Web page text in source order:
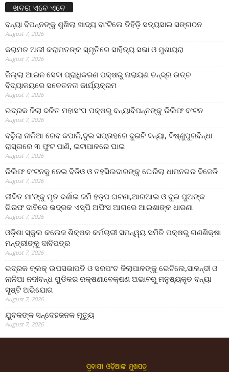
ଖବର ଏବେ ଏବେ
ବନ୍ୟା ବିପନ୍ନଙ୍କୁ ଶୁଖିଲା ଖାଦ୍ୟ ବାଂଟିଲେ ତିହିଡି଼ ସତ୍ୟସାଇ ସଙ୍ଗଠନ
August 7, 2026
କରାମତ ଅଲୀ କରାମତଙ୍କ ସ୍ମୃତିରେ ସାହିତ୍ୟ ସଭା ଓ ମୁଶାୟରା
August 7, 2026
ଜିଲ୍ଲା ଆଇନ ସେବା ପ୍ରାଧିକରଣ ପକ୍ଷରୁ ନାରାୟଣ ଚନ୍ଦ୍ର ଉଚ୍ଚ
ବିଦ୍ୟାଳୟରେ ସଚେତନତା କାର୍ଯ୍ୟକ୍ରମ
August 7, 2026
ଭଦ୍ରକ ଜିଲା ଦଳିତ ମହାସଂଘ ପକ୍ଷରୁ ବନ୍ୟାବିପନ୍ନଙ୍କୁ ରିଲିଫ ବଂଟନ
August 7, 2026
ବଢ଼ିଲା ନାଳିଆ ରେବ କପାଳି,ଦୁଇ ସପ୍ତାହରେ ଦୁଇଟି ବନ୍ୟା, ବିଷ୍ଣୁପୁରବିନ୍ଧା
ରାସ୍ତାରେ ୩ ଫୁଟ ପାଣି, ଇଟାପାଳରେ ଘାଇ
August 7, 2026
ରିଲିଫ ବଂଟନକୁ ନେଇ ବିଡିଓ ଓ ତହସିଲଦାରଙ୍କୁ ଘେରିଲା ଧାମନଗର ବିଜେଡି
August 7, 2026
ଜୀବିତ ମା’ଙ୍କୁ ମୃତ ଦର୍ଶାଇ ଜମି ହଡ଼ପ ଘଟଣା,ଆରଆଇ ଓ ଦୁଇ ପୁଅଙ୍କ
ଗିରଫ ଦାବିରେ ଭଦ୍ରକ ଏସ୍‌ପି ଅଫିସ ଆଗରେ ଆଇଶାଙ୍କ ଧାରଣା
August 7, 2026
ଓଡ଼ିଶା ସ୍କୁଲ କଲେଜ ଶିକ୍ଷକ କର୍ମଚାରୀ ସମନ୍ୱୟ ସମିତି ପକ୍ଷରୁ ଗଣଶିକ୍ଷା
ମନ୍ତ୍ରୀଙ୍କୁ ଦାବିପତ୍ର
August 7, 2026
ଭଦ୍ରକ ବ୍ଲକ୍ ଉପସଭାପତି ଓ ସରପଂଚ ଜିଲାପାଳଙ୍କୁ ଭେଟିଲେ,ସାଳନ୍ଦୀ ଓ
ନାଳିଆ ନଦୀବନ୍ଧ ଗୁଡିକର ରକ୍ଷଣାବେକ୍ଷଣ ଅଭାବରୁ ମନୁଷ୍ୟକୃତ ବନ୍ୟା
ସୃଷ୍ଟି ଅଭିଯୋଗ
August 7, 2026
ଯୁବକଙ୍କ ସନ୍ଦେହଜନକ ମୃତ୍ୟୁ
August 7, 2026